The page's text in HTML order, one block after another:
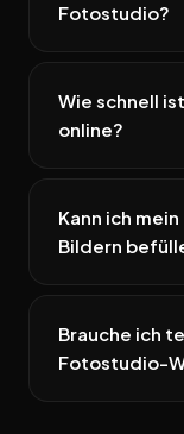
Fotostudio?
Wie schnell
online?
Kann ich
Bildern
Brauche ich
Fotostudio-